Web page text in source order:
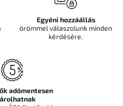
Egyéni hozzáállás
örömmel válaszolunk minden
kérdésére.
adómentesen